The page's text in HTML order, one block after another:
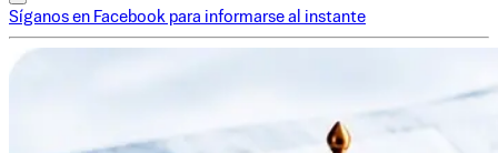
Síganos en Facebook para informarse al instante